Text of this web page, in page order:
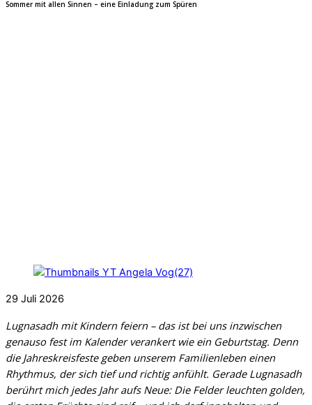
Sommer mit allen Sinnen – eine Einladung zum Spüren
29 Juli 2026
Lugnasadh mit Kindern feiern– das ist bei uns inzwischen
genauso fest im Kalender verankert wie ein Geburtstag. Denn
die Jahreskreisfeste geben unserem Familienleben einen
Rhythmus, der sich tief und richtig anfühlt. Gerade Lugnasadh
berührt mich jedes Jahr aufs Neue: Die Felder leuchten golden,